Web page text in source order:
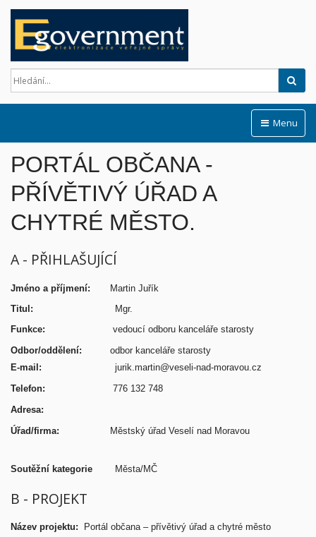
Menu
PORTÁL OBČANA -
PŘÍVĚTIVÝ ÚŘAD A
CHYTRÉ MĚSTO.
A - PŘIHLAŠUJÍCÍ
Jméno a příjmení: Martin Juřík
Titul: Mgr.
Funkce:
vedoucí odboru kanceláře starosty
Odbor/oddělení: odbor kanceláře starosty
E-mail:
jurik.martin@veseli-nad-moravou.cz
Telefon:
776 132 748
Adresa:
Úřad/firma:
Městský úřad Veselí nad Moravou
Soutěžní kategorie Města/MČ
B - PROJEKT
Název projektu: Portál občana – přívětivý úřad a chytré město